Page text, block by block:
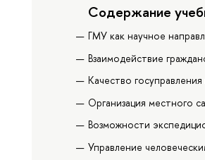
Содержание
ГМУ как научное
Взаимодействие
Качество госуправления
Организация местного
Возможности
Управление